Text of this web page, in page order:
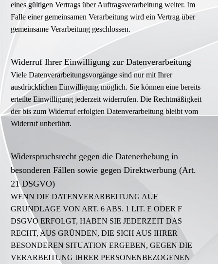
eines gültigen Vertrags über Auftragsverarbeitung weiter. Im
Falle einer gemeinsamen Verarbeitung wird ein Vertrag über
gemeinsame Verarbeitung geschlossen.
Widerruf Ihrer Einwilligung zur Datenverarbeitung
Viele Datenverarbeitungsvorgänge sind nur mit Ihrer
ausdrücklichen Einwilligung möglich. Sie können eine bereits
erteilte Einwilligung jederzeit widerrufen. Die Rechtmäßigkeit
der bis zum Widerruf erfolgten Datenverarbeitung bleibt vom
Widerruf unberührt.
Widerspruchsrecht gegen die Datenerhebung in
besonderen Fällen sowie gegen Direktwerbung (Art.
21 DSGVO)
WENN DIE DATENVERARBEITUNG AUF
GRUNDLAGE VON ART. 6 ABS. 1 LIT. E ODER F
DSGVO ERFOLGT, HABEN SIE JEDERZEIT DAS
RECHT, AUS GRÜNDEN, DIE SICH AUS IHRER
BESONDEREN SITUATION ERGEBEN, GEGEN DIE
VERARBEITUNG IHRER PERSONENBEZOGENEN